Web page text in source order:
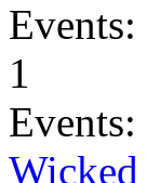
Events:
1
Events:
Wicked